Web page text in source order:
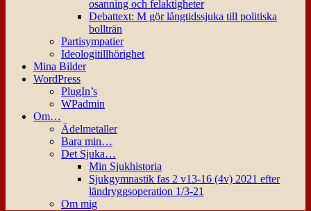
osanning och felaktigheter
Debattext: M gör långtidssjuka till politiska
bollträn
Partisympatier
Ideologitillhörighet
Mina Bilder
WordPress
PlugIn’s
WPadmin
Om…
Ädelmetaller
Bara min…
Det Sjuka…
Min Sjukhistoria
Sjukgymnastik fas 2 v13-16 (4v) 2021 efter
ländryggsoperation 1/3-21
Om mig